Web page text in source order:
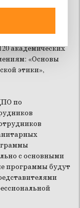
программа
для
академических
«Основы
этики»,
по
с основными
программы будут